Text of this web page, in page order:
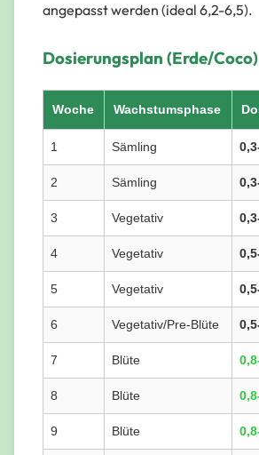
angepasst werden (ideal 6,2-6,5).
Dosierungsplan (Erde/Coco)
Woche Wachstumsphase
1 Sämling
2 Sämling
3 Vegetativ
4 Vegetativ
5 Vegetativ
6 Vegetativ/Pre-Blüte
7 Blüte
8 Blüte
9 Blüte